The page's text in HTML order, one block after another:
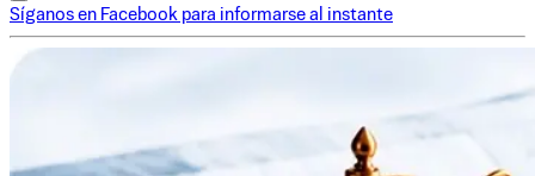
Síganos en Facebook para informarse al instante